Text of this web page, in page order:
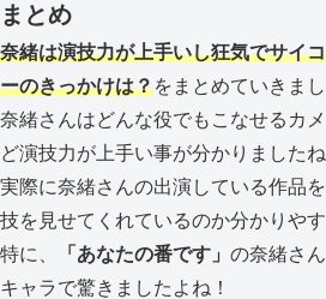
まとめ
奈緒は演技力が上手いし狂気でサイ
ーのきっかけは？をまとめていきまし
奈緒さんはどんな役でもこなせるカ
ど演技力が上手い事が分かりましたね
実際に奈緒さんの出演している作品
技を見せてくれているのか分かりやす
特に、
「あなたの番です」 の奈緒さ
キャラで驚きましたよね！